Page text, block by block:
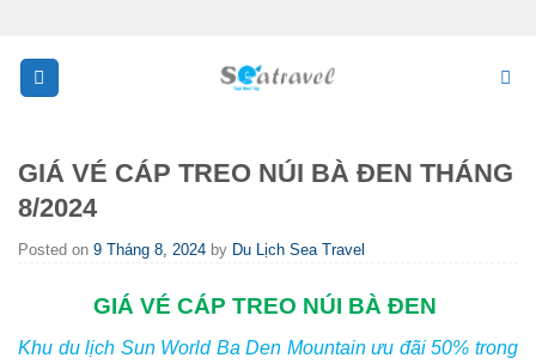
content
GIÁ VÉ CÁP TREO NÚI BÀ ĐEN THÁNG
8/2024
Posted on 9 Tháng 8, 2024 by Du Lịch Sea Travel
GIÁ VÉ CÁP TREO NÚI BÀ ĐEN
Khu du lịch Sun World Ba Den Mountain ưu đãi 50% trong